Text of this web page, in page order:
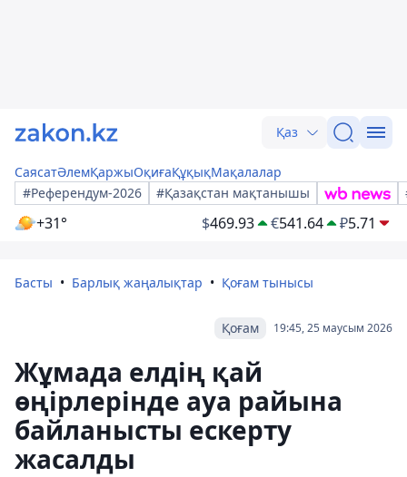
Қаз
СаясатӘлемҚаржыОқиғаҚұқықМақалалар
#Референдум-2026
#Қазақстан мақтанышы
+31° $469.93 €541.64 ₽5.71
Басты Барлық жаңалықтар Қоғам тынысы
19:45, 25 маусым 2026
Қоғам
Жұмада елдің қай
өңірлерінде ауа райына
байланысты ескерту
жасалды